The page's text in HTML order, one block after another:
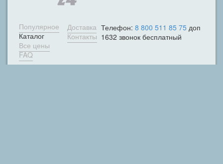
Популярное
Каталог
Все цены
FAQ
Доставка
Контакты
Телефон: 8 800 511 85 75 доп
1632 звонок бесплатный